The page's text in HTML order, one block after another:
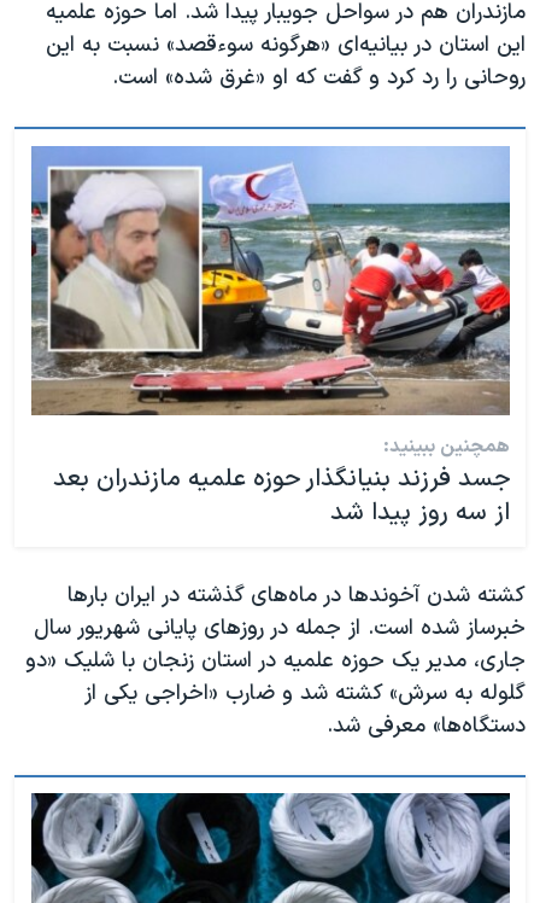
مازندران هم در سواحل جویبار پیدا شد. اما حوزه علمیه
این استان در بیانیه‌ای «هرگونه سوءقصد» نسبت به این
روحانی را رد کرد و گفت که او «غرق شده» است.
همچنین ببینید:
جسد فرزند بنیانگذار حوزه علمیه مازندران بعد
از سه روز پیدا شد
کشته شدن آخوندها در ماه‌های گذشته در ایران بارها
خبرساز شده است. از جمله در روزهای پایانی شهریور سال
جاری، مدیر یک حوزه علمیه در استان زنجان با شلیک «دو
گلوله به سرش» کشته شد و ضارب «اخراجی یکی از
دستگاه‌ها» معرفی شد.